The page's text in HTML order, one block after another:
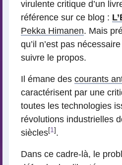
virulente critique d’un
référence sur ce blog :
Pekka Himanen. Mais
qu’il n’est pas
suivre le propos.
Il émane des courants
caractérisent par une
toutes les technologies
révolutions industrielles
siècles[1] .
Dans ce cadre-là, le